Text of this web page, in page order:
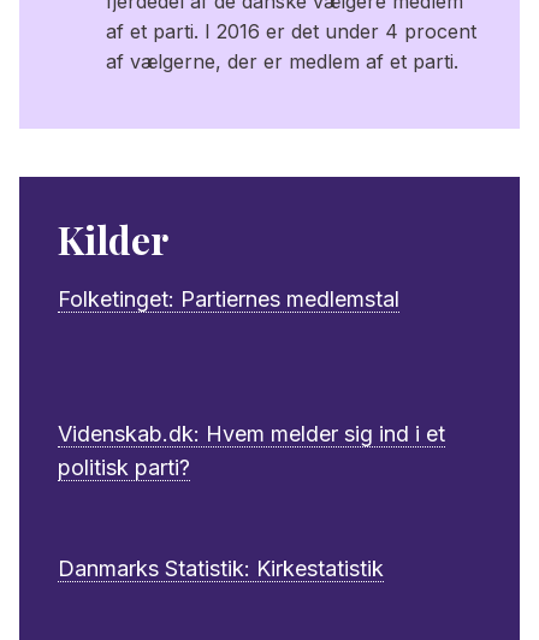
af et parti. I 2016 er det under 4 procent
af vælgerne, der er medlem af et parti.
Kilder
Folketinget: Partiernes medlemstal
Videnskab.dk: Hvem melder sig ind i et
politisk parti?
Danmarks Statistik: Kirkestatistik